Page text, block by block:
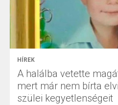
HÍREK
A halálba vetette
mert már nem bírta
szülei kegyetlenségeit